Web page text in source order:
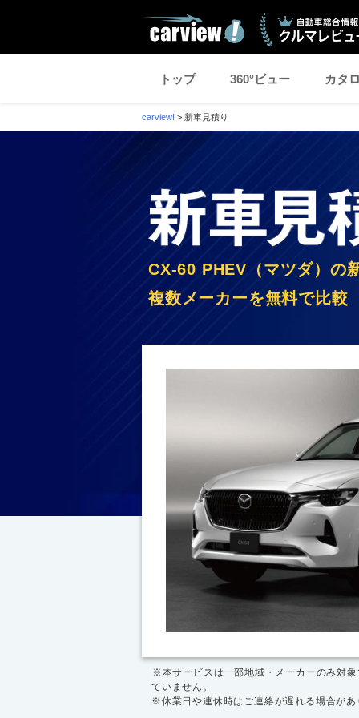
トップ 360°ビュー カタ
carview! > 新車見積り
CX-60 PHEV（マツダ）の
複数メーカーを無料で比較
※本サービスは一部地域・メーカーのみ対象
ていません。
※休業日や連休時はご連絡が遅れる場合があ